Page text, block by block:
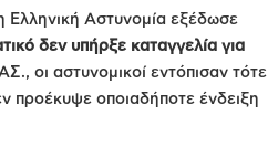
Αστυνομία εξέδωσε
δεν υπήρξε καταγγελία για
οι αστυνομικοί εντόπισαν τότε
προέκυψε οποιαδήποτε ένδειξη